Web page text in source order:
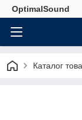
OptimalSound
Каталог